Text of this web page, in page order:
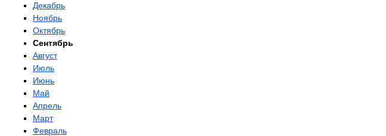
Декабрь
Ноябрь
Октябрь
Сентябрь
Август
Июль
Июнь
Май
Апрель
Март
Февраль